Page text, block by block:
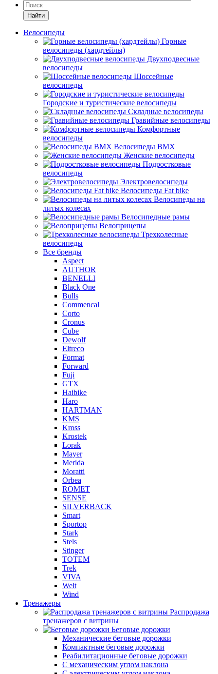
Найти
Велосипеды
Горные
велосипеды (хардтейлы)
Двухподвесные
велосипеды
Шоссейные
велосипеды
Городские и туристические велосипеды
Складные велосипеды
Гравийные велосипеды
Комфортные
велосипеды
Велосипеды BMX
Женские велосипеды
Подростковые
велосипеды
Электровелосипеды
Велосипеды Fat bike
Велосипеды на
литых колесах
Велосипедные рамы
Велоприцепы
Трехколесные
велосипеды
Все бренды
Aspect
AUTHOR
BENELLI
Black One
Bulls
Commencal
Corto
Cronus
Cube
Dewolf
Eltreco
Format
Forward
Fuji
GTX
Haibike
Haro
HARTMAN
KMS
Kross
Krostek
Lorak
Mayer
Merida
Moratti
Orbea
ROMET
SENSE
SILVERBACK
Smart
Sportop
Stark
Stels
Stinger
TOTEM
Trek
VIVA
Welt
Wind
Тренажеры
Распродажа
тренажеров с витрины
Беговые дорожки
Механические беговые дорожки
Компактные беговые дорожки
Реабилитационные беговые дорожки
С механическим углом наклона